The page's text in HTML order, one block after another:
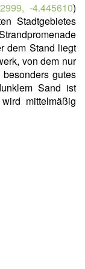
-4.445610)
Stadtgebietes
dem Stand liegt
von dem nur
gutes
Sand ist
mittelmäßig